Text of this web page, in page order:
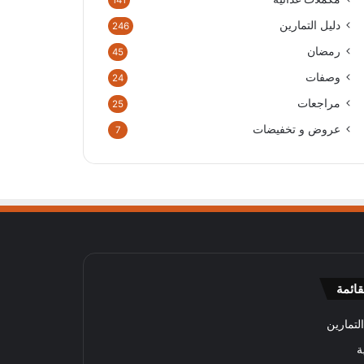
دليل التمارين 246
رمضان 45
وصفات 24
مراجعات 25
عروض و تخفيضات 7